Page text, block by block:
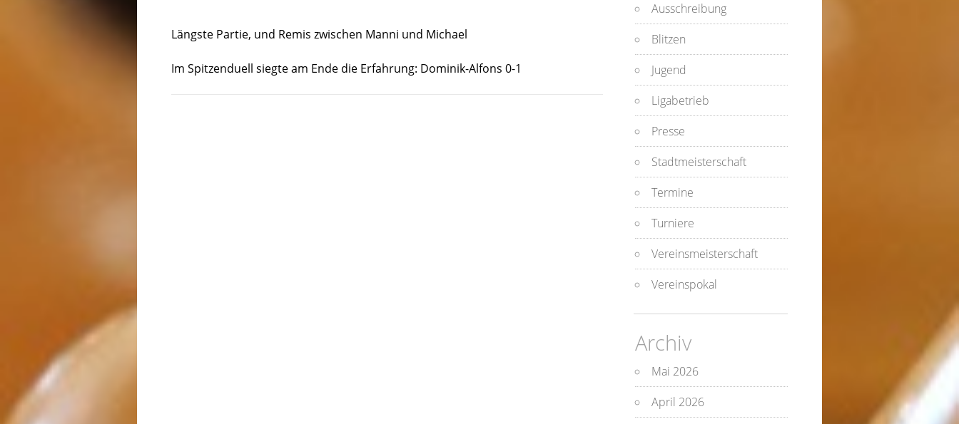
Längste Partie, und Remis zwischen Manni und Michael
Im Spitzenduell siegte am Ende die Erfahrung: Dominik-Alfons 0-1
Ausschreibung
Blitzen
Jugend
Ligabetrieb
Presse
Stadtmeisterschaft
Termine
Turniere
Vereinsmeisterschaft
Vereinspokal
Archiv
Mai 2026
April 2026